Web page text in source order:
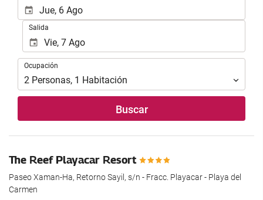
Salida
Ocupación
Ocupación
2 Personas, 1 Habitación
Buscar
The Reef Playacar Resort
Paseo Xaman-Ha, Retorno Sayil, s/n - Fracc. Playacar - Playa del
Carmen